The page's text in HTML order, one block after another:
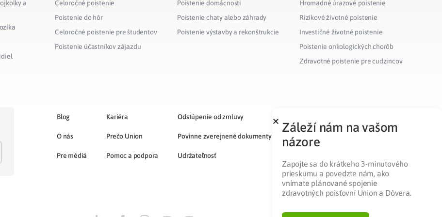
a
Celoročné poistenie
Poistenie do hôr
Celoročné poistenie pre študentov
Poistenie účastníkov zájazdu
Poistenie domácnosti
Poistenie chaty alebo záhrady
Poistenie výstavby a rekonštrukcie
Hromadné úrazové poistenie
Rizikové životné poistenie
Investičné životné poistenie
Poistenie onkologických chorôb
Zdravotné poistenie pre cudzincov
Blog
O nás
Pre médiá
Kariéra
Prečo Union
Pomoc a podpora
Odstúpenie od zmluvy
Povinne zverejnené dokumenty
Udržateľnosť
Záleží nám na vašom
názore
Zapojte sa do krátkeho 3-minutového
prieskumu a povedzte nám, ako
vnímate plánované spojenie
zdravotných poisťovní Union a Dôvera.